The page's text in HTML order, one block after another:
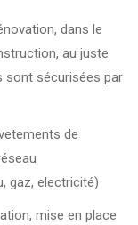
dans le
au juste
sont sécurisées par
de
gaz, electricité)
mise en place